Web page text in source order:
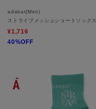
adabat(Men)
ストライプメッシュショートソックス
¥1,716
40%OFF